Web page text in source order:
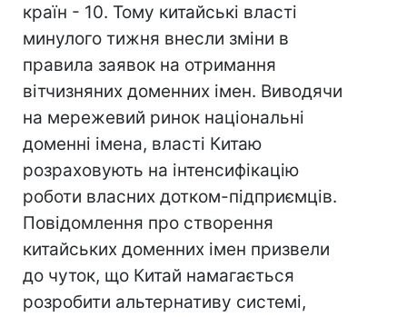
країн - 10. Тому китайські власті
минулого тижня внесли зміни в
правила заявок на отримання
вітчизняних доменних імен. Виводячи
на мережевий ринок національні
доменні імена, власті Китаю
розраховують на інтенсифікацію
роботи власних дотком-підприємців.
Повідомлення про створення
китайських доменних імен призвели
до чуток, що Китай намагається
розробити альтернативу системі,